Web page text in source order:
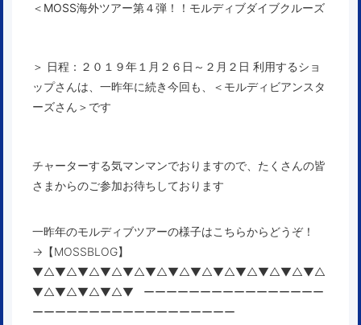
＜MOSS海外ツアー第４弾！！モルディブダイブクルーズ
＞ 日程：２０１９年１月２６日～２月２日 利用するショ
ップさんは、一昨年に続き今回も、＜ モルディビアンスタ
ーズさん ＞です
チャーターする気マンマンでおりますので、たくさんの皆
さまからのご参加お待ちしております
一昨年のモルディブツアーの様子はこちらからどうぞ！
→【MOSSBLOG】
▼△▼△▼△▼△▼△▼△▼△▼△▼△▼△▼△▼△▼△
▼△▼△▼△▼△▼ ーーーーーーーーーーーーーーーー
ーーーーーーーーーーーーーーーーーー